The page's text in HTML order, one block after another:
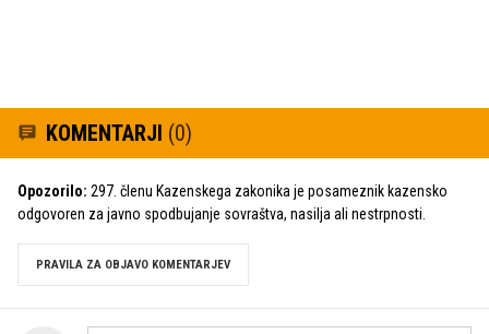
KOMENTARJI (0)
Opozorilo: 297. členu Kazenskega zakonika je posameznik kazensko
odgovoren za javno spodbujanje sovraštva, nasilja ali nestrpnosti.
PRAVILA ZA OBJAVO KOMENTARJEV